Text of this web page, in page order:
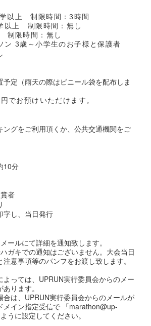
以上 制限時間：3時間
以上 制限時間：無し
制限時間：無し
ン 3歳～小学生のお子様と保護者
予定（雨天の際はビニール袋を配布しま
でお預けいただけます。
ングをご利用頂くか、公共交通機関をご
10分
者
字し、当日発行
ールにて詳細を通知致します。
ガキでの通知はございません。大会当日
意事項等のパンフをお渡し致します。
よっては、UPRUN実行委員会からのメー
ります。
合は、UPRUN実行委員会からのメールが
メイン指定受信で 「marathon@up-
うに設定してください。